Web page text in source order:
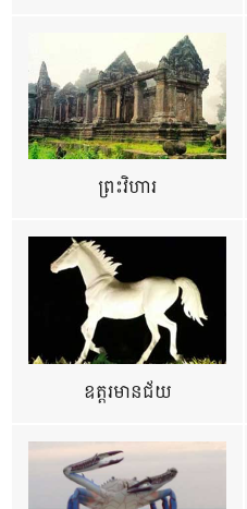
ព្រះវិហារ
ឧត្ដរមានជ័យ